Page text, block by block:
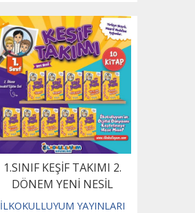
1.SINIF KEŞİF TAKIMI 2.
DÖNEM YENİ NESİL
İNTERAKTİF EĞİTİM SETİ
İLKOKULLUYUM YAYINLARI